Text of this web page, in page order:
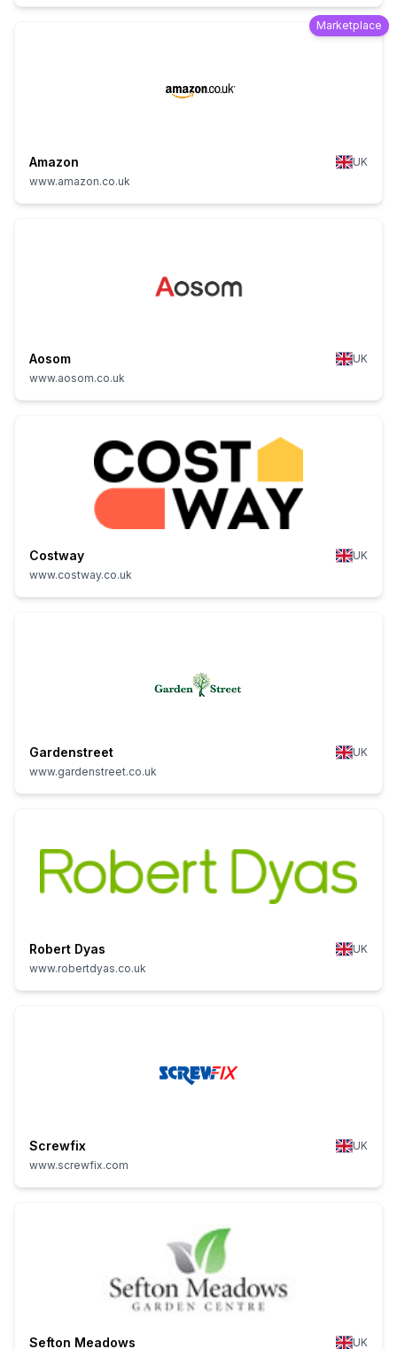
Marketplace
Amazon
UK
www.amazon.co.uk
Aosom
UK
www.aosom.co.uk
Costway
UK
www.costway.co.uk
Gardenstreet
UK
www.gardenstreet.co.uk
Robert Dyas
UK
www.robertdyas.co.uk
Screwfix
UK
www.screwfix.com
Sefton Meadows UK